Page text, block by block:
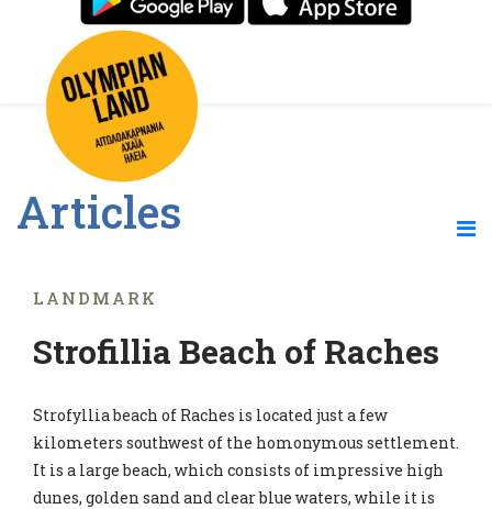
Articles
LANDMARK
Strofillia Beach of Raches
Strofyllia beach of Raches is located just a few
kilometers southwest of the homonymous settlement.
It is a large beach, which consists of impressive high
dunes, golden sand and clear blue waters, while it is